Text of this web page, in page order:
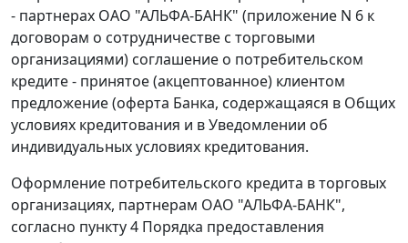
- партнерах ОАО "АЛЬФА-БАНК" (приложение N 6 к
договорам о сотрудничестве с торговыми
организациями) соглашение о потребительском
кредите - принятое (акцептованное) клиентом
предложение (оферта Банка, содержащаяся в Общих
условиях кредитования и в Уведомлении об
индивидуальных условиях кредитования.
Оформление потребительского кредита в торговых
организациях, партнерам ОАО "АЛЬФА-БАНК",
согласно пункту 4 Порядка предоставления